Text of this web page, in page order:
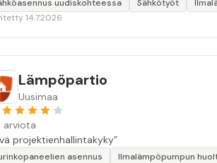
uudiskohteessa Sähkötyöt
14.7.2026
Lämpöpartio
Uusimaa
arviota
projektienhallintakyky”
asennus Ilmalämpöpumpun